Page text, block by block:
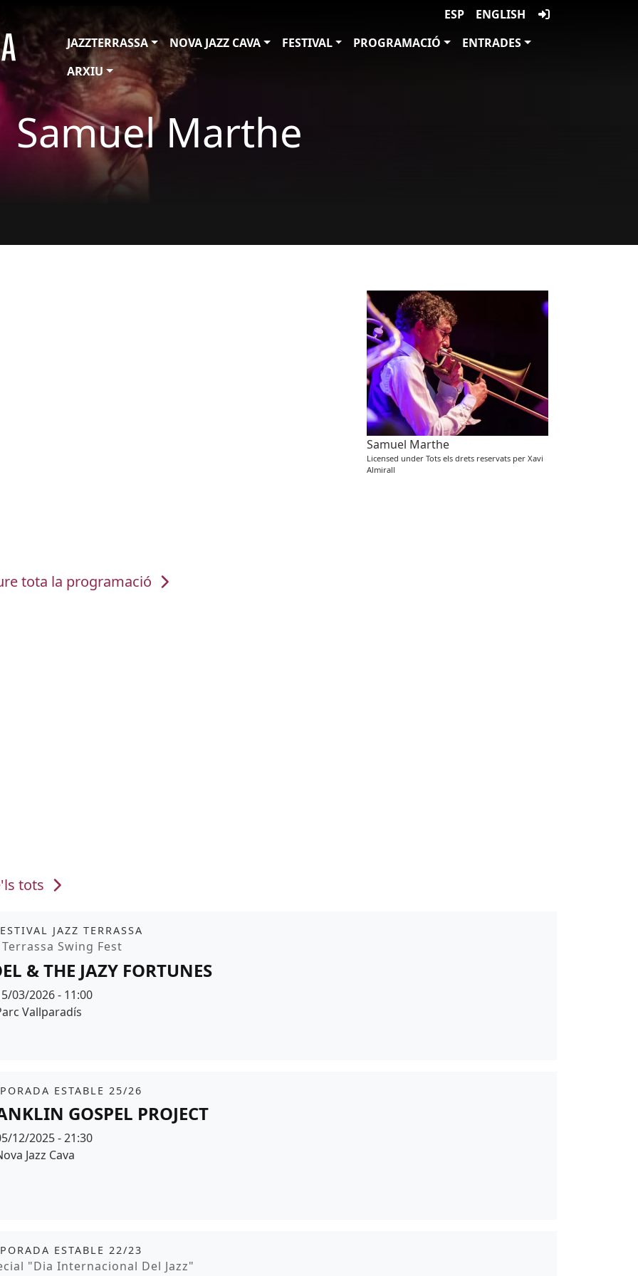
ESP
ENGLISH
JAZZTERRASSA
NOVA JAZZ CAVA FESTIVAL PROGRAMACIÓ
ENTRADES
ARXIU
Samuel Marthe
Imatges
Image
Samuel Marthe
Licensed under Tots els drets reservats per Xavi
Almirall
tota la programació
tots
JAZZ TERRASSA
Terrassa Swing Fest
& THE JAZY FORTUNES
03/2026 - 11:00
Vallparadís
ESTABLE 25/26
GOSPEL PROJECT
12/2025 - 21:30
Jazz Cava
ESTABLE 22/23
"Dia Internacional Del Jazz"